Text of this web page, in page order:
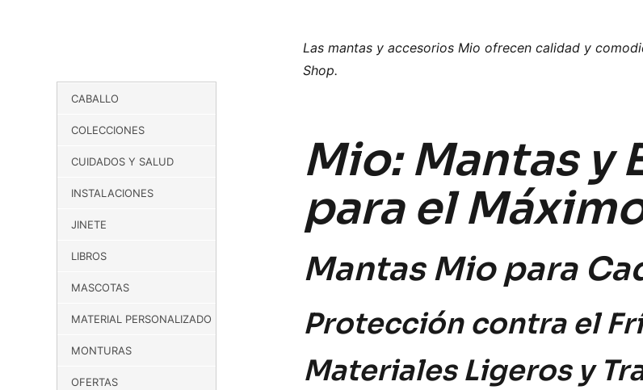
Las mantas y accesorios Mio ofrecen calidad y
Shop.
Mio: Mantas y
para el
Mantas Mio para
Protección contra el
Materiales Ligeros y
CABALLO
COLECCIONES
CUIDADOS Y SALUD
INSTALACIONES
JINETE
LIBROS
MASCOTAS
MATERIAL PERSONALIZADO
MONTURAS
OFERTAS